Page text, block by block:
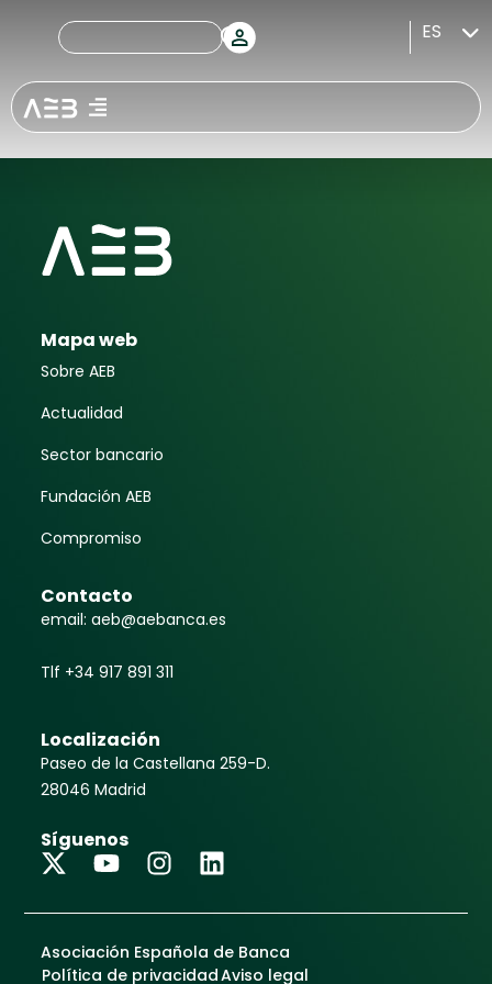
ES
Septiembre
2008
Mapa web
Sobre AEB
Actualidad
Sector bancario
Fundación AEB
Compromiso
Contacto
email: aeb@aebanca.es
Tlf +34 917 891 311
Localización
Paseo de la Castellana 259-D.
28046 Madrid
Síguenos
Asociación Española de Banca
Política de privacidadAviso legal